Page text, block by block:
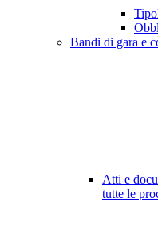
Bandi di gara e
Atti e
tutte le